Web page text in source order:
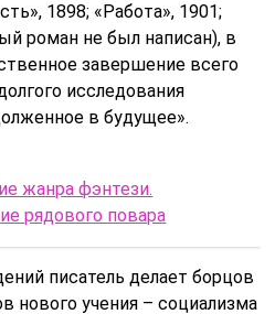
1898; «Работа», 1901;
роман не был написан), в
завершение всего
исследования
в будущее».
жанра фэнтези.
рядового повара
писатель делает борцов
нового учения – социализма